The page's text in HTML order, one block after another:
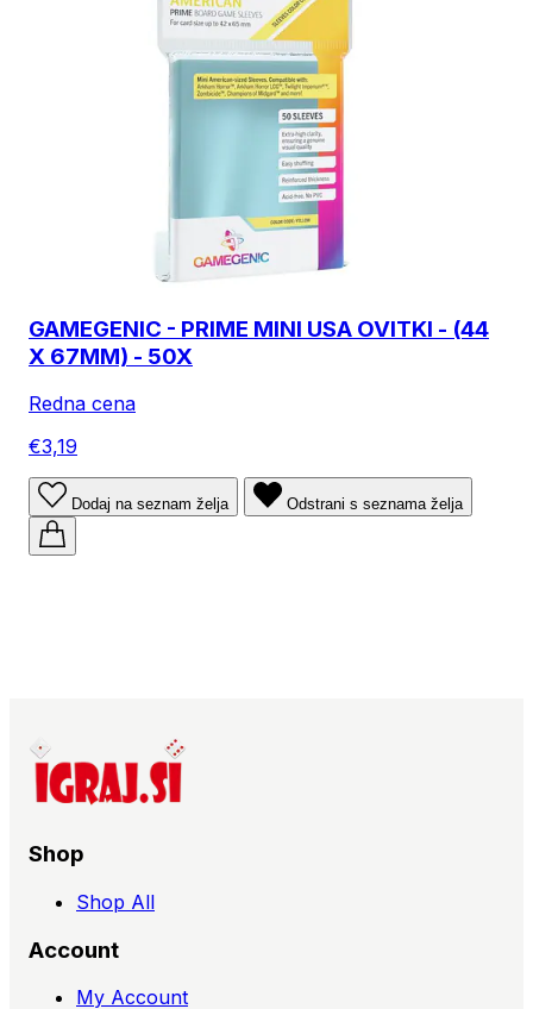
GAMEGENIC - PRIME MINI USA OVITKI - (44
X 67MM) - 50X
Redna cena
€3,19
Dodaj na seznam želja Odstrani s seznama želja
Shop
Shop All
Account
My Account